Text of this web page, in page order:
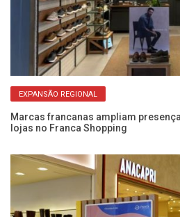
EXPANSÃO REGIONAL
Marcas francanas ampliam
lojas no Franca Shopping